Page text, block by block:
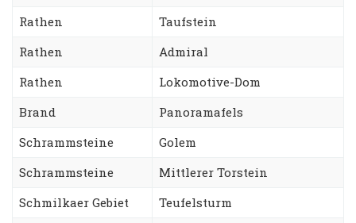
Rathen
Taufstein
Rathen
Admiral
Rathen
Lokomotive-Dom
Brand
Panoramafels
Schrammsteine
Golem
Schrammsteine
Mittlerer Torstein
Schmilkaer Gebiet
Teufelsturm